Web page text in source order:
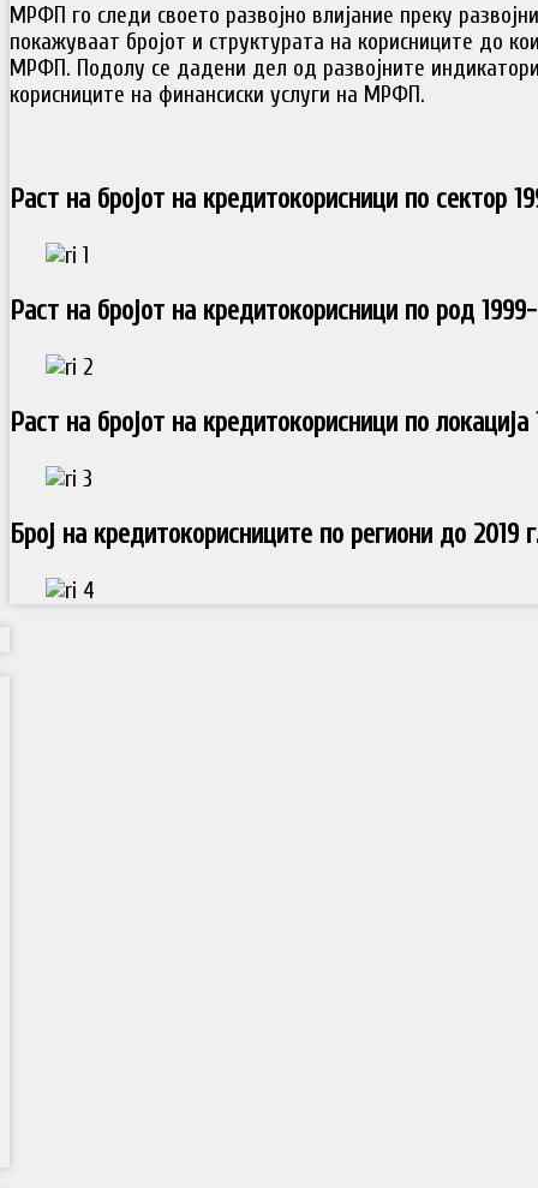
МРФП го следи своето развојно влијание преку
покажуваат бројот и структурата на корисниците до
МРФП. Подолу се дадени дел од развојните
корисниците на финансиски услуги на МРФП.
Раст на бројот на кредитокорисници по сектор
Раст на бројот на кредитокорисници по род
Раст на бројот на кредитокорисници по локација
Број на кредитокорисниците по региони до 2019